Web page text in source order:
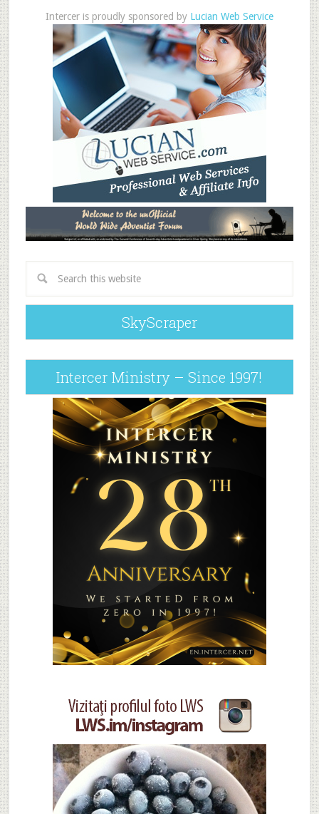
Intercer is proudly sponsored by Lucian Web Service
SkyScraper
Intercer Ministry – Since 1997!